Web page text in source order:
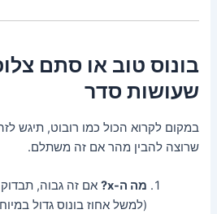
שעושות סדר
במקום לקרוא הכול כמו רובוט, תיגש
שרוצה להבין מהר אם זה משתלם.
מה ה-x?
אם זה גבוה,
(למשל אחוז בונוס גדול